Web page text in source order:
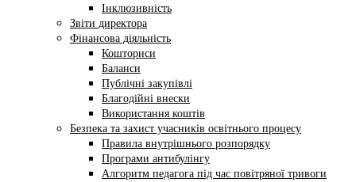
Інклюзивність
Звіти директора
Фінансова діяльність
Кошториси
Баланси
Публічні закупівлі
Благодійні внески
Використання коштів
Безпека та захист учасників освітнього процесу
Правила внутрішнього розпорядку
Програми антибулінгу
Алгоритм педагога під час повітряної тривоги